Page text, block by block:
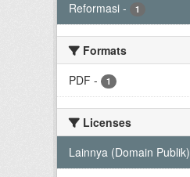
Reformasi - 1
Formats
PDF - 1
Licenses
Lainnya (Domain Publik)